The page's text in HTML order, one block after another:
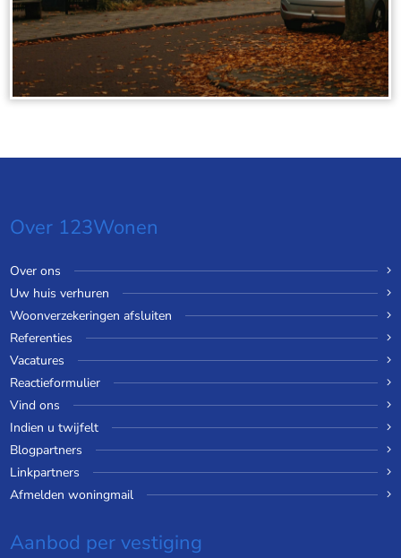
Over 123Wonen
Over ons
Uw huis verhuren
Woonverzekeringen afsluiten
Referenties
Vacatures
Reactieformulier
Vind ons
Indien u twijfelt
Blogpartners
Linkpartners
Afmelden woningmail
Aanbod per vestiging